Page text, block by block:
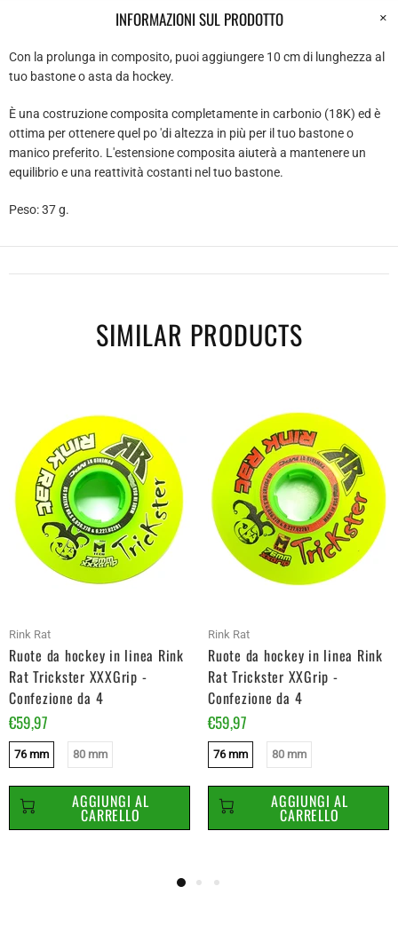
INFORMAZIONI SUL PRODOTTO
Con la prolunga in composito, puoi aggiungere 10 cm di lunghezza al
tuo bastone o asta da hockey.
È una costruzione composita completamente in carbonio (18K) ed è
ottima per ottenere quel po 'di altezza in più per il tuo bastone o
manico preferito. L'estensione composita aiuterà a mantenere un
equilibrio e una reattività costanti nel tuo bastone.
Peso: 37 g.
SIMILAR PRODUCTS
Rink Rat
Ruote da hockey in linea Rink
Rat Trickster XXXGrip -
Confezione da 4
€59,97
76 mm 80 mm
AGGIUNGI AL
CARRELLO
Rink Rat
Ruote da hockey in linea Rink
Rat Trickster XXGrip -
Confezione da 4
€59,97
76 mm 80 mm
AGGIUNGI AL
CARRELLO